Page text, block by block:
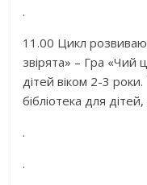
.
11.00 Цикл
звірята» – Гра «Чий
дітей віком 2-3
бібліотека для
.
.